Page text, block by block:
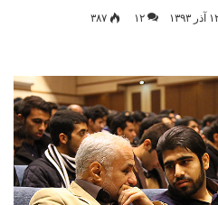
۱۳۹۳ ۱۲ ۳۸۷